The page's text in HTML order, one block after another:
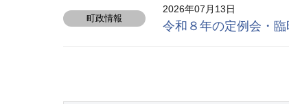
町政情報
2026年07月13日
令和８年の定例会・